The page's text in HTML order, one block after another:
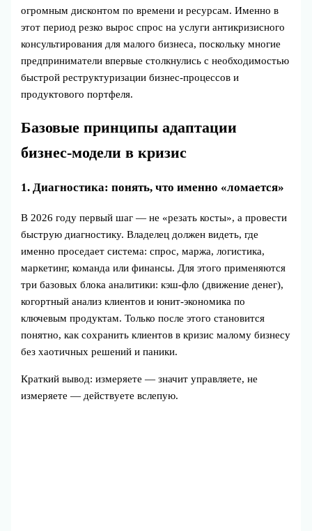
огромным дисконтом по времени и ресурсам. Именно в
этот период резко вырос спрос на услуги антикризисного
консультирования для малого бизнеса, поскольку многие
предприниматели впервые столкнулись с необходимостью
быстрой реструктуризации бизнес‑процессов и
продуктового портфеля.
Базовые принципы адаптации
бизнес‑модели в кризис
1. Диагностика: понять, что именно «ломается»
В 2026 году первый шаг — не «резать косты», а провести
быструю диагностику. Владелец должен видеть, где
именно проседает система: спрос, маржа, логистика,
маркетинг, команда или финансы. Для этого применяются
три базовых блока аналитики: кэш‑фло (движение денег),
когортный анализ клиентов и юнит‑экономика по
ключевым продуктам. Только после этого становится
понятно, как сохранить клиентов в кризис малому бизнесу
без хаотичных решений и паники.
Краткий вывод: измеряете — значит управляете, не
измеряете — действуете вслепую.